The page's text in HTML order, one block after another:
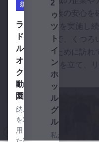
あなたの家族の安心を
と安全基準を実施し
て、楽しんで、くつろ
節を楽しむために訪れ
計画を立て、
2 ト
ゥー
ツ・
トレ
イ
ン・
ホイ
ッス
ル・
グリ
ル
私た
2トゥーツ・トレイン
骨か
ろほ
ろと
落ち
る絶
品の
ベイ
ビー
バッ
クリ
ブ、
炭火
須
ラン
ドー
ル・
オー
クス
動物
園
納屋
を利
用し
ランドール・オークス